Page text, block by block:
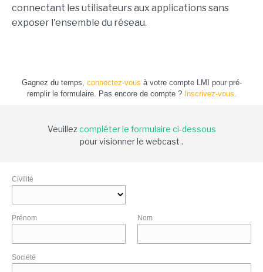
connectant les utilisateurs aux applications sans
exposer l'ensemble du réseau.
Gagnez du temps, connectez-vous à votre compte LMI pour pré-
remplir le formulaire. Pas encore de compte ? Inscrivez-vous.
Veuillezcompléter le formulaire ci-dessous
pour visionner le webcast .
Civilité
Prénom Nom
Société